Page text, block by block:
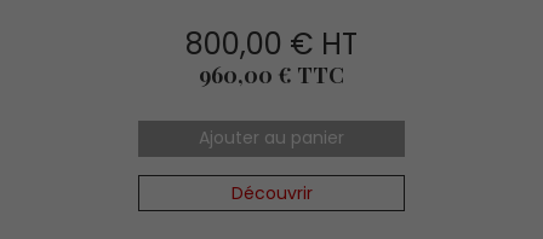
800,00 € HT
Prix
960,00 € TTC
Ajouter au panier
Découvrir